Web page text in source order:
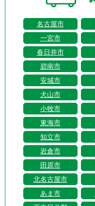
名古屋市
一宮市
春日井市
碧南市
安城市
犬山市
小牧市
東海市
知立市
岩倉市
田原市
北名古屋市
あま市